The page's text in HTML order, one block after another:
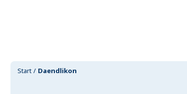
Start Daendlikon